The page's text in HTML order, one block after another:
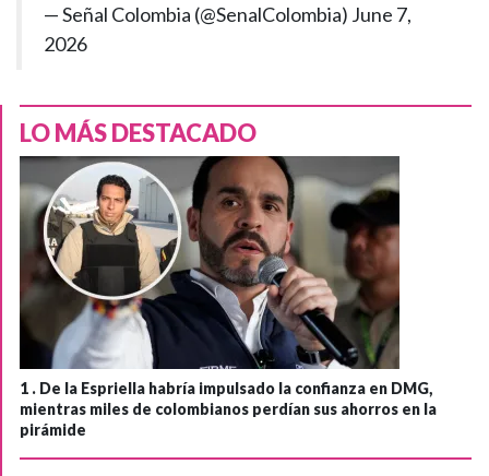
— Señal Colombia (@SenalColombia) June 7,
2026
LO MÁS DESTACADO
1 . De la Espriella habría impulsado la confianza en DMG,
mientras miles de colombianos perdían sus ahorros en la
pirámide